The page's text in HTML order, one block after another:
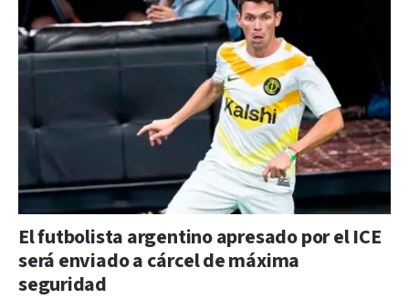
El futbolista argentino apresado por el ICE
será enviado a cárcel de máxima
seguridad